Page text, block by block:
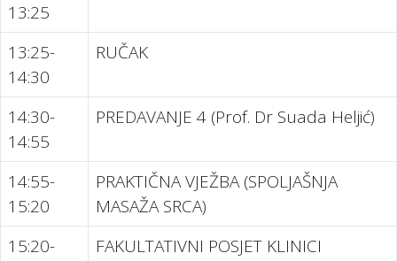
13:25
13:25-
14:30
RUČAK
14:30-
14:55
PREDAVANJE 4 (Prof. Dr Suada Heljić)
14:55-
15:20
PRAKTIČNA VJEŽBA (SPOLJAŠNJA
MASAŽA SRCA)
15:20-
FAKULTATIVNI POSJET KLINICI